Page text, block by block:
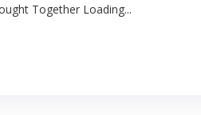
Together Loading...